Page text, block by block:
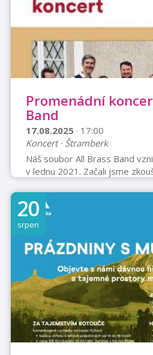
Promenádní
Band
17.08.2025 · 17:00
Koncert · Štramberk
Náš soubor All Brass Band
v lednu 2021. Začali jsme
neb jsme zkrátka jako
nehrát. Důležité je, že jsme
uvolnění restrikcí jsme již v
první vystoupení v malebném
přímo pod hradem Trúba ...
20
srpen